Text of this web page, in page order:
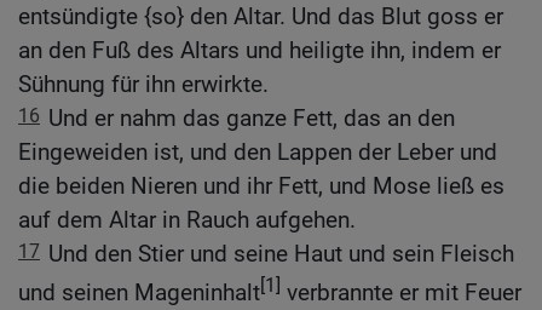
entsündigte {so} den Altar. Und das Blut goss er
an den Fuß des Altars und heiligte ihn, indem er
Sühnung für ihn erwirkte.
16 Und er nahm das ganze Fett, das an den
Eingeweiden ist, und den Lappen der Leber und
die beiden Nieren und ihr Fett, und Mose ließ es
auf dem Altar in Rauch aufgehen.
17 Und den Stier und seine Haut und sein Fleisch
und seinen Mageninhalt[1] verbrannte er mit Feuer